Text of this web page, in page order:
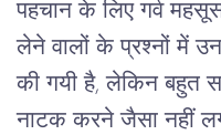
पहचान के लिए गर्व
लेने वालों के प्रश्नों में
की गयी है, लेकिन बहुत
नाटक करने जैसा नहीं